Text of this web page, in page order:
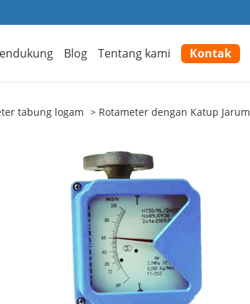
Blog Tentang kami Kontak
tabung logam Rotameter dengan Katup Jarum